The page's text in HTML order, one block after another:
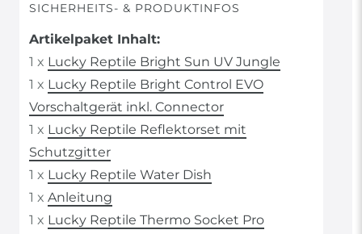
SICHERHEITS- & PRODUKTINFOS
Artikelpaket Inhalt:
1 x Lucky Reptile Bright Sun UV Jungle
1 x Lucky Reptile Bright Control EVO
Vorschaltgerät inkl. Connector
1 x Lucky Reptile Reflektorset mit
Schutzgitter
1 x Lucky Reptile Water Dish
1 x Anleitung
1 x Lucky Reptile Thermo Socket Pro